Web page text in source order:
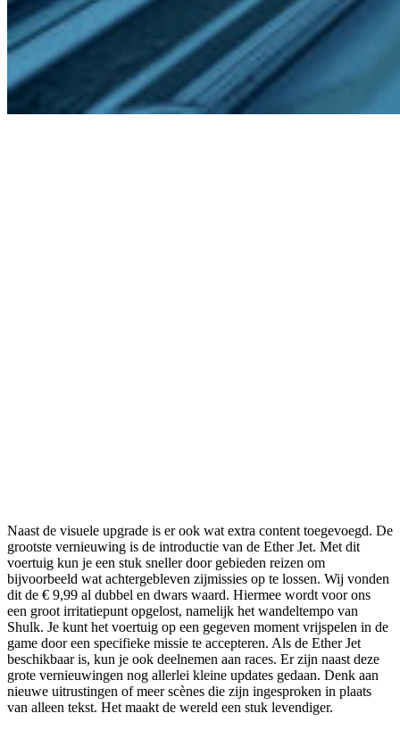
Naast de visuele upgrade is er ook wat extra content toegevoegd. De
grootste vernieuwing is de introductie van de Ether Jet. Met dit
voertuig kun je een stuk sneller door gebieden reizen om
bijvoorbeeld wat achtergebleven zijmissies op te lossen. Wij vonden
dit de € 9,99 al dubbel en dwars waard. Hiermee wordt voor ons
een groot irritatiepunt opgelost, namelijk het wandeltempo van
Shulk. Je kunt het voertuig op een gegeven moment vrijspelen in de
game door een specifieke missie te accepteren. Als de Ether Jet
beschikbaar is, kun je ook deelnemen aan races. Er zijn naast deze
grote vernieuwingen nog allerlei kleine updates gedaan. Denk aan
nieuwe uitrustingen of meer scènes die zijn ingesproken in plaats
van alleen tekst. Het maakt de wereld een stuk levendiger.